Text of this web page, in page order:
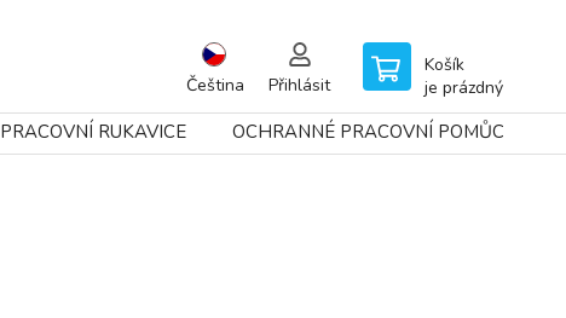
Čeština Přihlásit
Košík
je prázdný
PRACOVNÍ RUKAVICE OCHRANNÉ PRACOVNÍ POMŮCKY